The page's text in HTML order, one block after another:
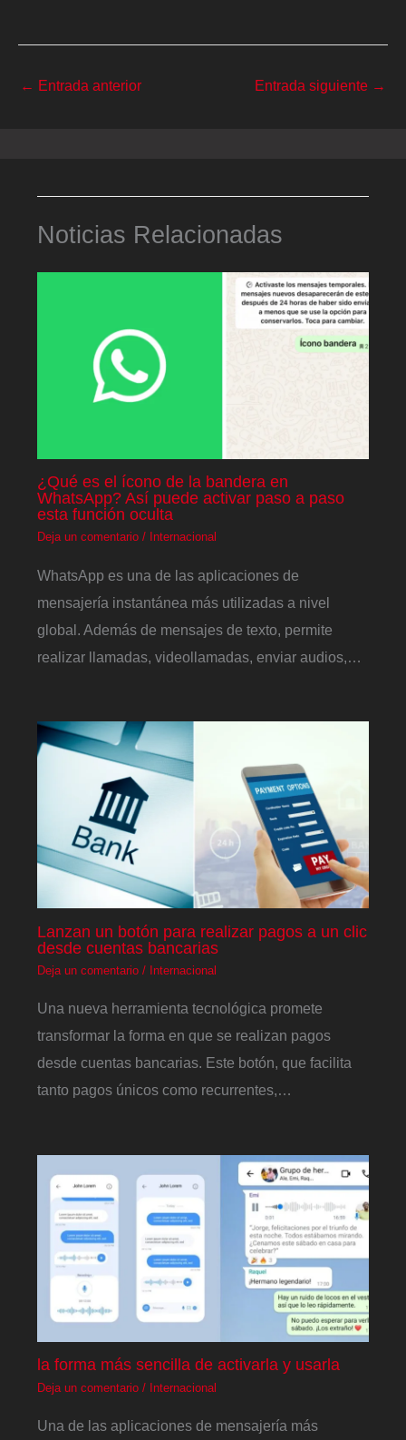
← Entrada anterior Entrada siguiente →
Noticias Relacionadas
¿Qué es el ícono de la bandera en
WhatsApp? Así puede activar paso a paso
esta función oculta
Deja un comentario / Internacional
WhatsApp es una de las aplicaciones de
mensajería instantánea más utilizadas a nivel
global. Además de mensajes de texto, permite
realizar llamadas, videollamadas, enviar audios,…
Lanzan un botón para realizar pagos a un clic
desde cuentas bancarias
Deja un comentario / Internacional
Una nueva herramienta tecnológica promete
transformar la forma en que se realizan pagos
desde cuentas bancarias. Este botón, que facilita
tanto pagos únicos como recurrentes,…
la forma más sencilla de activarla y usarla
Deja un comentario / Internacional
Una de las aplicaciones de mensajería más